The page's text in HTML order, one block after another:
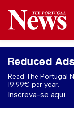
Reduced
Read The Portugal
19.99€ per year.
Inscreva-se aqui